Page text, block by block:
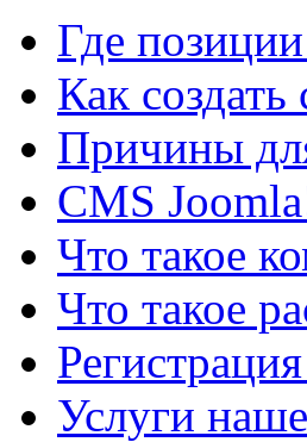
Где
Как создать
Причины
CMS
Что такое
Что такое
Услуги